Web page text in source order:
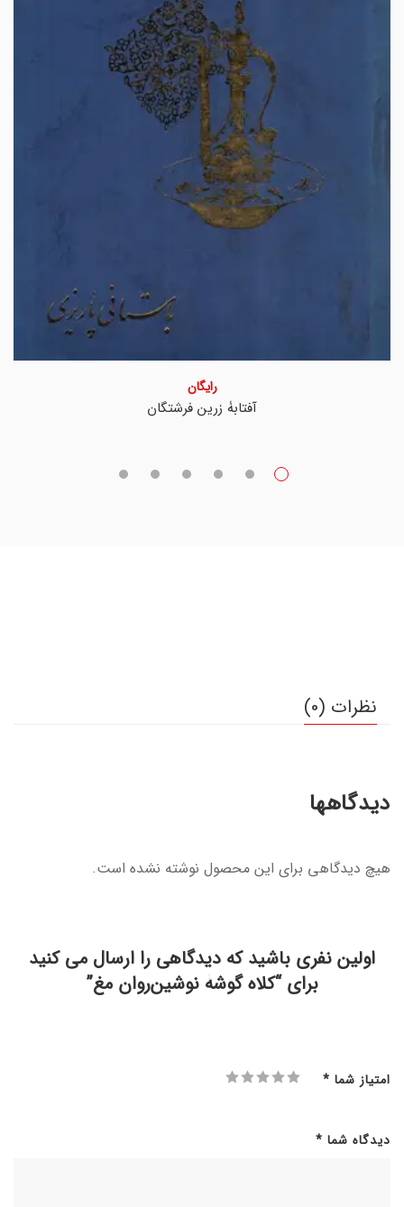
آفتابۀ زرین فرشتگان
رایگان
نظرات (0)
دیدگاهها
هیچ دیدگاهی برای این محصول نوشته نشده است.
اولین نفری باشید که دیدگاهی را ارسال می کنید
برای “کلاه گوشۀ نوشین‌روان مغ”
امتیاز شما *
دیدگاه شما *